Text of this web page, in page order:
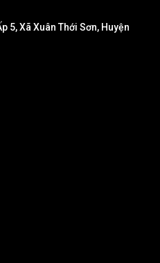
5, Xã Xuân Thới Sơn, Huyện